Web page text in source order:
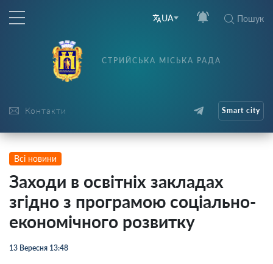
UA Пошук
Контакти
СТРИЙСЬКА МІСЬКА РАДА
Smart city
Всі новини
Заходи в освітніх закладах
згідно з програмою соціально-
економічного розвитку
13 Вересня 13:48